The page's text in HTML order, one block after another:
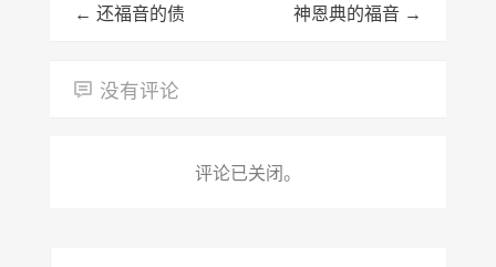
← 还福音的债 神恩典的福音 →
没有评论
评论已关闭。